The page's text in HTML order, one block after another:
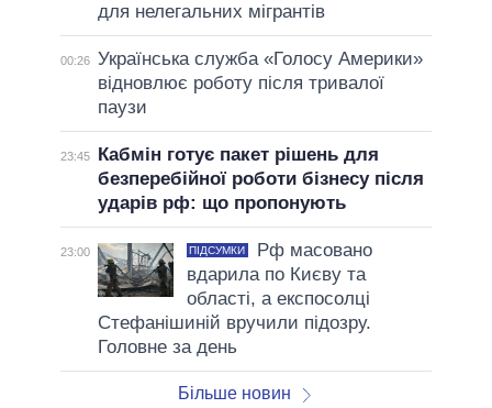
для нелегальних мігрантів
00:26 Українська служба «Голосу Америки»
відновлює роботу після тривалої
паузи
23:45
Кабмін готує пакет рішень для
безперебійної роботи бізнесу після
ударів рф: що пропонують
23:00 ПІДСУМКИ
Рф масовано
вдарила по Києву та
області, а експосолці
Стефанішиній вручили підозру.
Головне за день
Більше новин